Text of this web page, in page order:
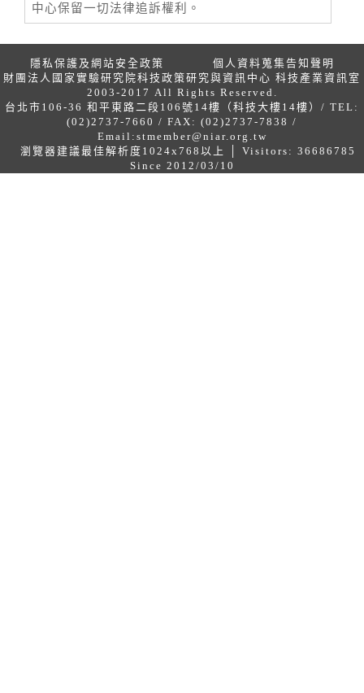
中心保留一切法律追訴權利。
隱私保護及網站安全政策
個人資料蒐集告知聲明
財團法人國家實驗研究院科技政策研究與資訊中心 科技產業資訊室
2003-2017 All Rights Reserved.
台北市106-36 和平東路二段106號14樓（科技大樓14樓）/ TEL:
(02)2737-7660 / FAX: (02)2737-7838 /
Email: stmember@niar.org.tw
瀏覽器建議最佳解析度1024x768以上 │ Visitors: 36686785
Since 2012/03/10